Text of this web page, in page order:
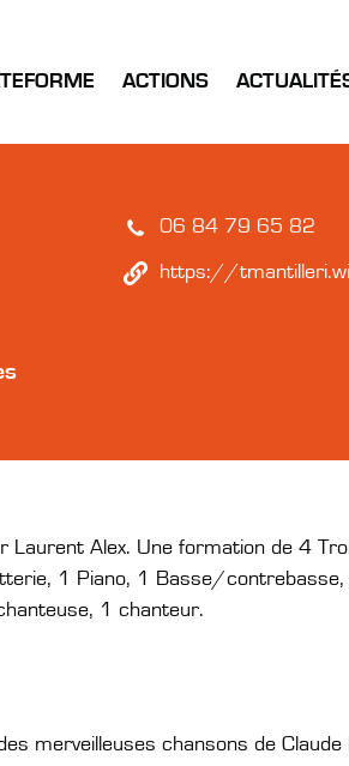
ACTIONS
06 84 79 65 82
https://
Laurent Alex. Une formation de 4
1 Piano, 1 Basse/contrebasse,
1 chanteur.
merveilleuses chansons de